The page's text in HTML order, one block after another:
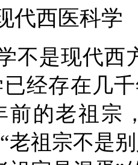
代西医科学
不是现代西
经存在几
前的老祖宗
老祖宗不是